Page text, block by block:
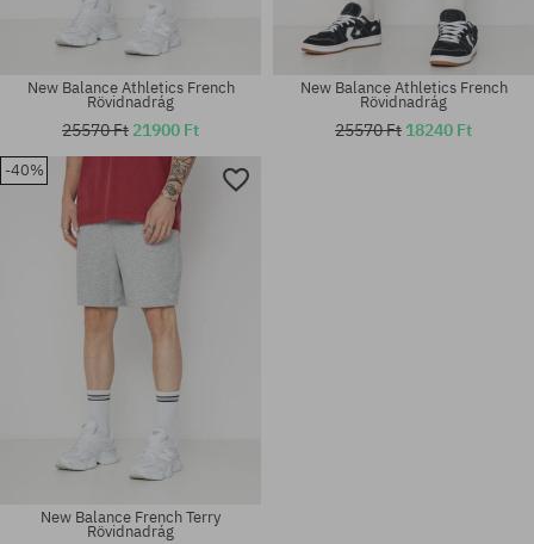
New Balance Athletics French
Rövidnadrág
25570 Ft 21900 Ft
New Balance Athletics French
Rövidnadrág
25570 Ft 18240 Ft
-40%
New Balance French Terry
Rövidnadrág